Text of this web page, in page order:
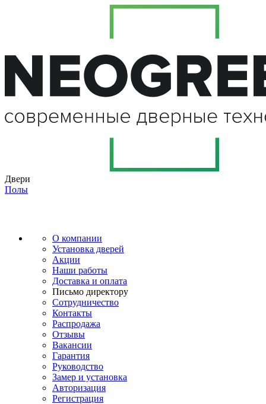
Двери
Полы
О компании
Установка дверей
Акции
Наши работы
Доставка и оплата
Письмо директору
Сотрудничество
Контакты
Распродажа
Отзывы
Вакансии
Гарантия
Руководство
Замер и установка
Авторизация
Регистрация